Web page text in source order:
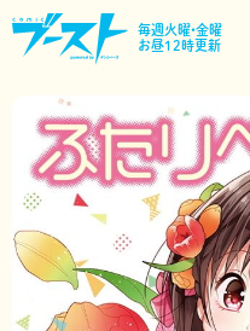
毎週火曜•金曜
お昼12時更新